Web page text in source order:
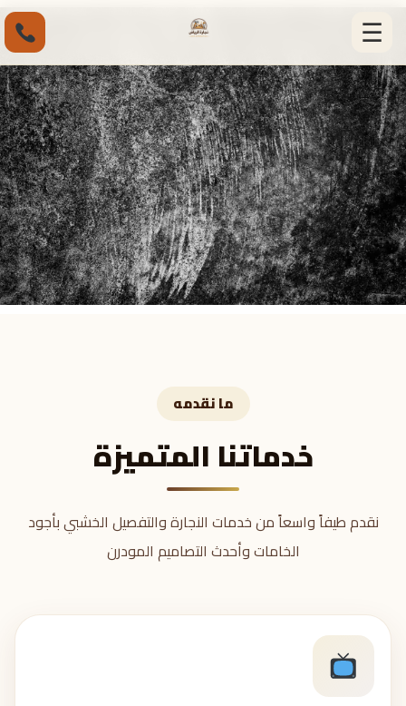
☰
ما نقدمه
خدماتنا المتميزة
نقدم طيفاً واسعاً من خدمات النجارة والتفصيل الخشبي بأجود
الخامات وأحدث التصاميم المودرن